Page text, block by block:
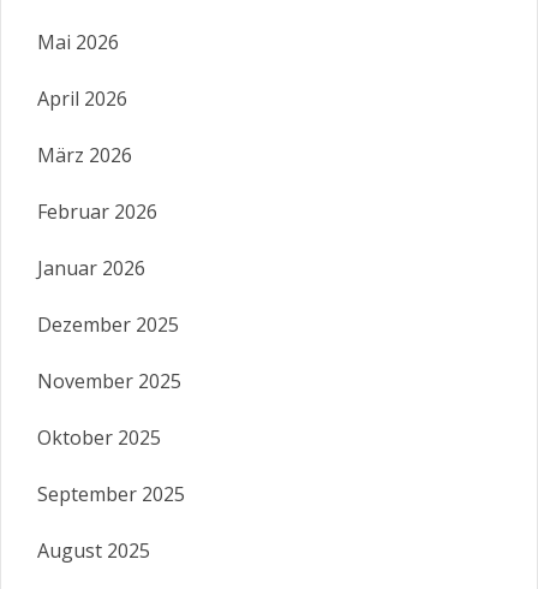
Mai 2026
April 2026
März 2026
Februar 2026
Januar 2026
Dezember 2025
November 2025
Oktober 2025
September 2025
August 2025